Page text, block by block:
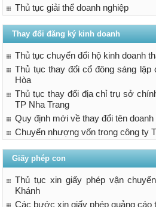
Thủ tục giải thể doanh nghiệp
Thay đổi đăng ký kinh doanh
Thủ tục chuyển đổi hộ kinh doanh
Thủ tục thay đổi cổ đông sáng lập
Hòa
Thủ tục thay đổi địa chỉ trụ sở
TP Nha Trang
Quy định mới về thay đổi tên doanh
Chuyển nhượng vốn trong công ty
Giấy phép con
Thủ tục xin giấy phép vận
Khánh
Các bước xin giấy phép quảng cáo